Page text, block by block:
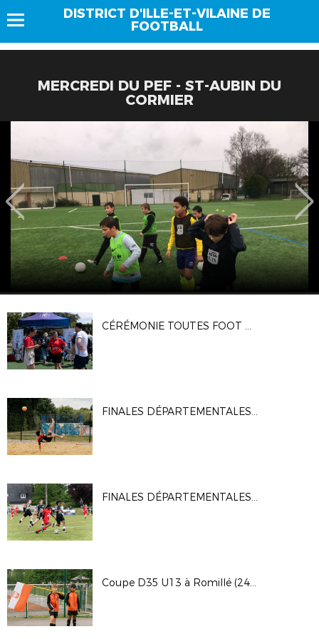
DISTRICT D'ILLE-ET-VILAINE DE
FOOTBALL
MERCREDI DU PEF - ST-AUBIN DU
CORMIER
CÉRÉMONIE TOUTES FOOT À CLAIREFONTAINE (05/07/2025)
FINALES DÉPARTEMENTALES BEACH SOCCER (25/05/25)
FINALES DÉPARTEMENTALES JEUNES FÉMININES À BOURG-DES-COMPTES (24/05/25)
Coupe D35 U13 à Romillé (24/05/2025)